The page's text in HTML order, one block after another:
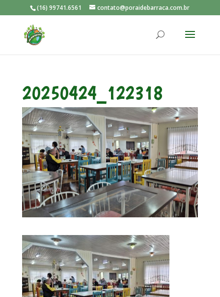
(16) 99741.6561 contato@poraidebarraca.com.br
20250424_122318